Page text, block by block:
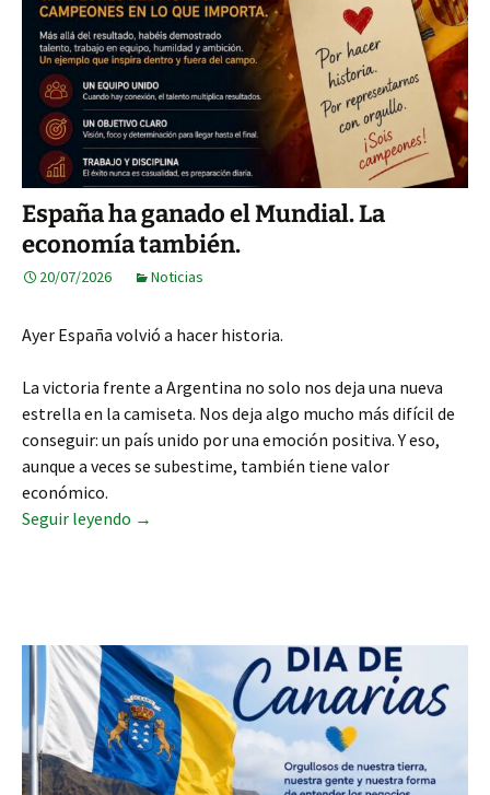
España ha ganado el Mundial. La
economía también.
20/07/2026 Noticias
Ayer España volvió a hacer historia.
La victoria frente a Argentina no solo nos deja una nueva
estrella en la camiseta. Nos deja algo mucho más difícil de
conseguir: un país unido por una emoción positiva. Y eso,
aunque a veces se subestime, también tiene valor
económico.
Seguir leyendo España ha ganado el Mundial. La economía
→